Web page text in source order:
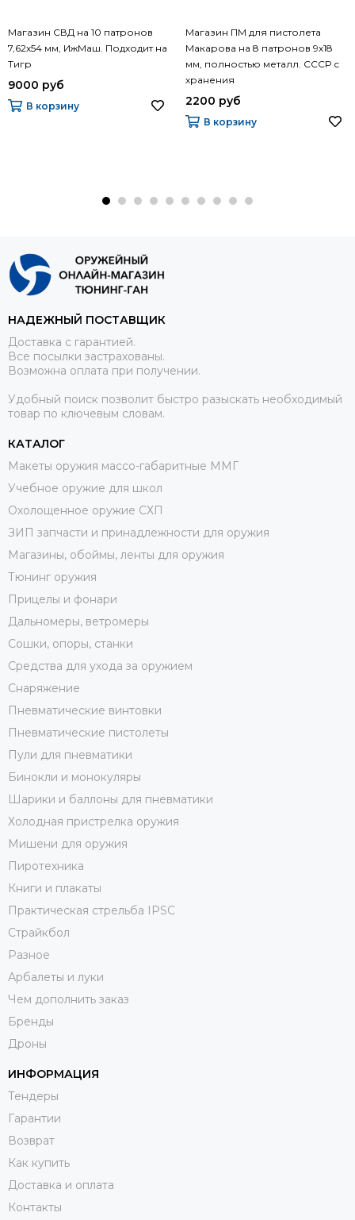
Магазин СВД на 10 патронов
7,62х54 мм, ИжМаш. Подходит на
Тигр
9000 руб
В корзину
Магазин ПМ для пистолета
Макарова на 8 патронов 9х18
мм, полностью металл. СССР с
хранения
2200 руб
В корзину
НАДЕЖНЫЙ ПОСТАВЩИК
Доставка с гарантией.
Все посылки застрахованы.
Возможна оплата при получении.
Удобный поиск позволит быстро разыскать необходимый
товар по ключевым словам.
КАТАЛОГ
Макеты оружия массо-габаритные ММГ
Учебное оружие для школ
Охолощенное оружие СХП
ЗИП запчасти и принадлежности для оружия
Магазины, обоймы, ленты для оружия
Тюнинг оружия
Прицелы и фонари
Дальномеры, ветромеры
Сошки, опоры, станки
Средства для ухода за оружием
Снаряжение
Пневматические винтовки
Пневматические пистолеты
Пули для пневматики
Бинокли и монокуляры
Шарики и баллоны для пневматики
Холодная пристрелка оружия
Мишени для оружия
Пиротехника
Книги и плакаты
Практическая стрельба IPSC
Страйкбол
Разное
Арбалеты и луки
Чем дополнить заказ
Бренды
Дроны
ИНФОРМАЦИЯ
Тендеры
Гарантии
Возврат
Как купить
Доставка и оплата
Контакты